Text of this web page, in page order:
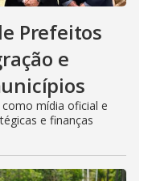
Prefeitos
e
como mídia oficial e
e finanças